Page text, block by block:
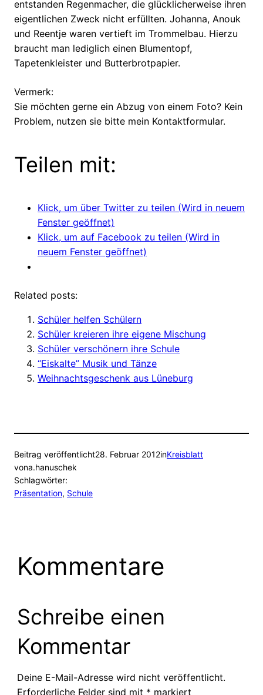
entstanden Regenmacher, die glücklicherweise ihren
eigentlichen Zweck nicht erfüllten. Johanna, Anouk
und Reentje waren vertieft im Trommelbau. Hierzu
braucht man lediglich einen Blumentopf,
Tapetenkleister und Butterbrotpapier.
Vermerk:
Sie möchten gerne ein Abzug von einem Foto? Kein
Problem, nutzen sie bitte mein Kontaktformular.
Teilen mit:
Klick, um über Twitter zu teilen (Wird in neuem
Fenster geöffnet)
Klick, um auf Facebook zu teilen (Wird in
neuem Fenster geöffnet)
Related posts:
Schüler helfen Schülern
Schüler kreieren ihre eigene Mischung
Schüler verschönern ihre Schule
“Eiskalte” Musik und Tänze
Weihnachtsgeschenk aus Lüneburg
Beitrag veröffentlicht28. Februar 2012inKreisblatt
vona.hanuschek
Schlagwörter:
Präsentation, Schule
Kommentare
Schreibe einen
Kommentar
Deine E-Mail-Adresse wird nicht veröffentlicht.
Erforderliche Felder sind mit * markiert